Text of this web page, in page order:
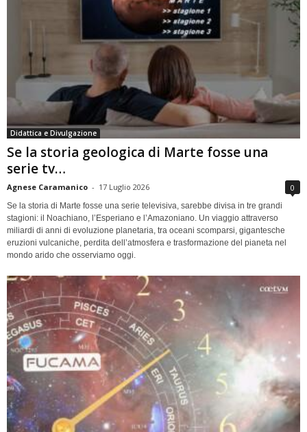
Didattica e Divulgazione
Se la storia geologica di Marte fosse una
serie tv…
Agnese Caramanico - 17 Luglio 2026 0
Se la storia di Marte fosse una serie televisiva, sarebbe divisa in tre grandi
stagioni: il Noachiano, l’Esperiano e l’Amazoniano. Un viaggio attraverso
miliardi di anni di evoluzione planetaria, tra oceani scomparsi, gigantesche
eruzioni vulcaniche, perdita dell’atmosfera e trasformazione del pianeta nel
mondo arido che osserviamo oggi.